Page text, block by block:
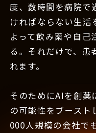
度、数時間を病院で
ければならない生活
よって飲み薬や自己
る。それだけで、患
れます。
そのためにAIを創薬
の可能性をブース
000人規模の会社で